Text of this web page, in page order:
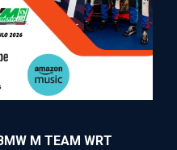
M TEAM WRT